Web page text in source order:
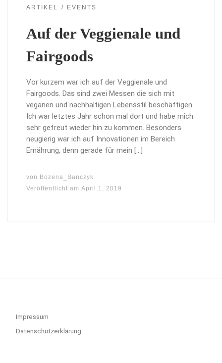
ARTIKEL EVENTS
Auf der Veggienale und
Fairgoods
Vor kurzem war ich auf der Veggienale und
Fairgoods. Das sind zwei Messen die sich mit
veganen und nachhaltigen Lebensstil beschäftigen.
Ich war letztes Jahr schon mal dort und habe mich
sehr gefreut wieder hin zu kommen. Besonders
neugierig war ich auf Innovationen im Bereich
Ernährung, denn gerade für mein […]
von Bozena_Banczyk
Veröffentlicht am April 1, 2019
Impressum
Datenschutzerklärung